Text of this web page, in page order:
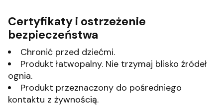
Certyfikaty i ostrzeżenie
bezpieczeństwa
Chronić przed dziećmi.
Produkt łatwopalny. Nie trzymaj blisko źródeł
ognia.
Produkt przeznaczony do pośredniego
kontaktu z żywnością.